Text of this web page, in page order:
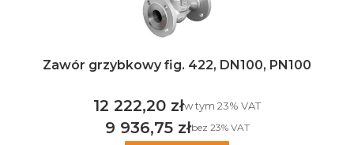
Zawór grzybkowy fig. 422, DN100, PN100
Cena brutto
12 222,20 złw tym %s VAT
w tym 23% VAT
Cena netto
9 936,75 złbez 23% VAT